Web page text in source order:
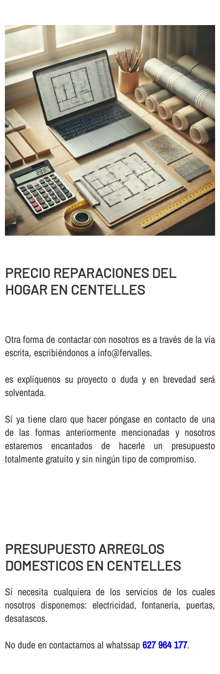
PRECIO REPARACIONES DEL
HOGAR EN CENTELLES
Otra forma de contactar con nosotros es a través de la vía
escrita, escribiéndonos a info@fervalles.
es explíquenos su proyecto o duda y en brevedad será
solventada.
Sí ya tiene claro que hacer póngase en contacto de una
de las formas anteriormente mencionadas y nosotros
estaremos encantados de hacerle un presupuesto
totalmente gratuito y sin ningún tipo de compromiso.
PRESUPUESTO ARREGLOS
DOMESTICOS EN CENTELLES
Sí necesita cualquiera de los servicios de los cuales
nosotros disponemos: electricidad, fontanería, puertas,
desatascos.
No dude en contactarnos al whatssap627 964 177.